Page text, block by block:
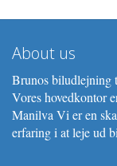
About us
Brunos biludlejning
Vores hovedkontor
Manilva Vi er en
erfaring i at leje ud